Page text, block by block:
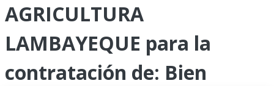
AGRICULTURA
LAMBAYEQUE para la
contratación de: Bien